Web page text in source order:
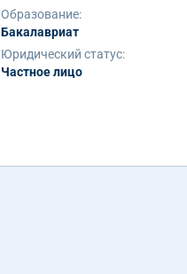
Образование:
Бакалавриат
Юридический статус:
Частное лицо